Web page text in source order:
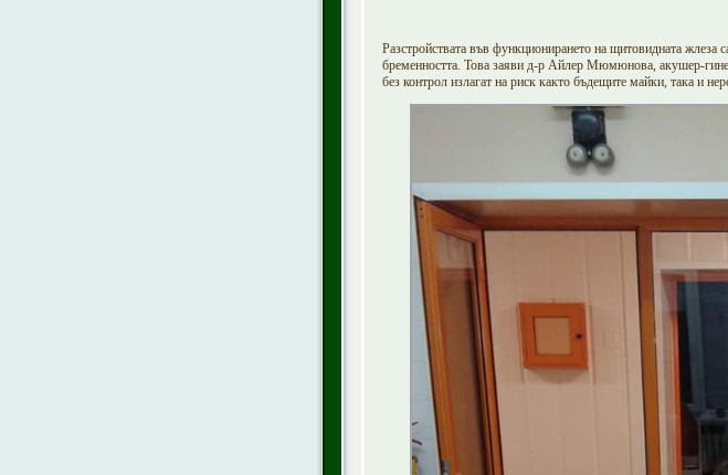
Разстройствата във функционирането на щитовидната жлеза
бременността. Това заяви д-р Айлер Мюмюнова, акушер-
без контрол излагат на риск както бъдещите майки, така и